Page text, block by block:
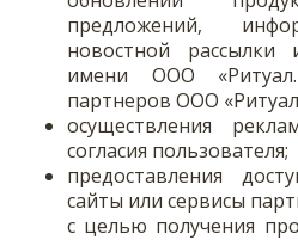
предложений,
новостной
имени ООО
партнеров ООО
осуществления
согласия пользователя;
предоставления
сайты или сервисы
с целью получения